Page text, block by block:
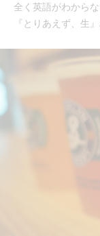
全く英語がわから
『とりあえず、生